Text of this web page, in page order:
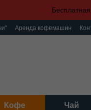
Аренда кофемашин
Кофе Чай